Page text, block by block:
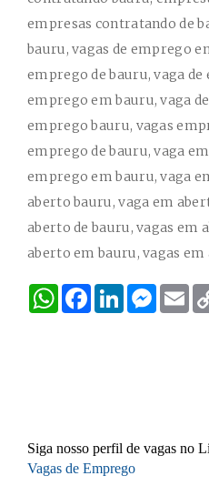
empresas contratando de
bauru, vagas de emprego
emprego de bauru, vaga
emprego em bauru, vaga
emprego bauru, vagas
emprego de bauru, vaga
emprego em bauru, vaga
aberto bauru, vaga em
aberto de bauru, vagas em
aberto em bauru, vagas em
W
F
L
M
E
m
Siga nosso perfil de vagas no
Vagas de Emprego